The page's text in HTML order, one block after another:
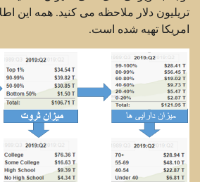
تریلیون دلار ملاحظه می کنید. همه این
امریکا تهیه شده است.